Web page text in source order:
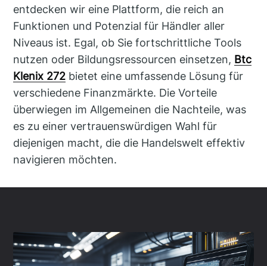
entdecken wir eine Plattform, die reich an
Funktionen und Potenzial für Händler aller
Niveaus ist. Egal, ob Sie fortschrittliche Tools
nutzen oder Bildungsressourcen einsetzen, Btc
Klenix 272 bietet eine umfassende Lösung für
verschiedene Finanzmärkte. Die Vorteile
überwiegen im Allgemeinen die Nachteile, was
es zu einer vertrauenswürdigen Wahl für
diejenigen macht, die die Handelswelt effektiv
navigieren möchten.